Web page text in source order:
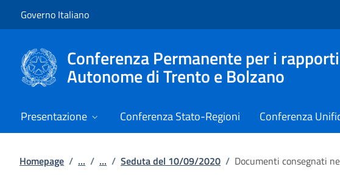
Governo Italiano
Conferenza Permanente per i
Autonome di Trento e Bolzano
Presentazione Conferenza Stato-Regioni Conferenza
Homepage / ... / ... / Seduta del 10/09/2020 / Documenti consegnati